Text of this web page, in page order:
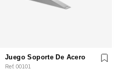
Juego Soporte De Acero
Ref. 00101